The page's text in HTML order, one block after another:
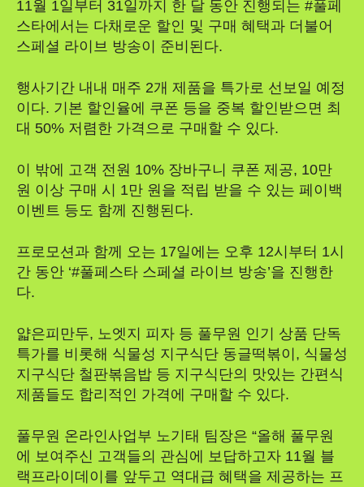
11월 1일부터 31일까지 한 달 동안 진행되는 #풀페
스타에서는 다채로운 할인 및 구매 혜택과 더불어
스페셜 라이브 방송이 준비된다.
행사기간 내내 매주 2개 제품을 특가로 선보일 예정
이다. 기본 할인율에 쿠폰 등을 중복 할인받으면 최
대 50% 저렴한 가격으로 구매할 수 있다.
이 밖에 고객 전원 10% 장바구니 쿠폰 제공, 10만
원 이상 구매 시 1만 원을 적립 받을 수 있는 페이백
이벤트 등도 함께 진행된다.
프로모션과 함께 오는 17일에는 오후 12시부터 1시
간 동안 ‘#풀페스타 스페셜 라이브 방송’을 진행한
다.
얇은피만두, 노엣지 피자 등 풀무원 인기 상품 단독
특가를 비롯해 식물성 지구식단 동글떡볶이, 식물성
지구식단 철판볶음밥 등 지구식단의 맛있는 간편식
제품들도 합리적인 가격에 구매할 수 있다.
풀무원 온라인사업부 노기태 팀장은 “올해 풀무원
에 보여주신 고객들의 관심에 보답하고자 11월 블
랙프라이데이를 앞두고 역대급 혜택을 제공하는 프